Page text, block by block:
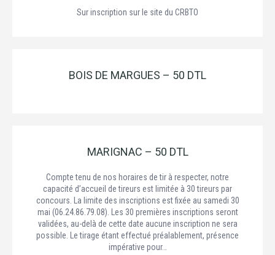
Sur inscription sur le site du CRBTO
BOIS DE MARGUES – 50 DTL
MARIGNAC – 50 DTL
Compte tenu de nos horaires de tir à respecter, notre
capacité d’accueil de tireurs est limitée à 30 tireurs par
concours. La limite des inscriptions est fixée au samedi 30
mai (06.24.86.79.08). Les 30 premières inscriptions seront
validées, au-delà de cette date aucune inscription ne sera
possible. Le tirage étant effectué préalablement, présence
impérative pour…